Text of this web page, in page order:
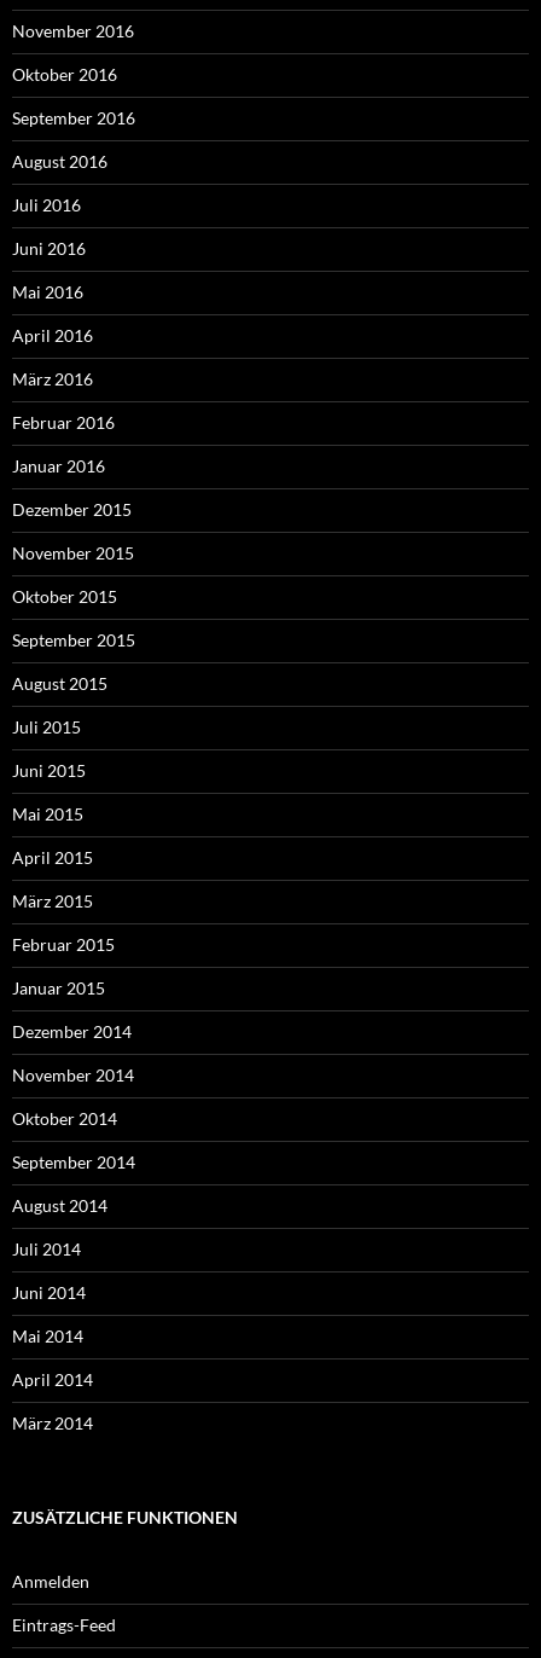
November 2016
Oktober 2016
September 2016
August 2016
Juli 2016
Juni 2016
Mai 2016
April 2016
März 2016
Februar 2016
Januar 2016
Dezember 2015
November 2015
Oktober 2015
September 2015
August 2015
Juli 2015
Juni 2015
Mai 2015
April 2015
März 2015
Februar 2015
Januar 2015
Dezember 2014
November 2014
Oktober 2014
September 2014
August 2014
Juli 2014
Juni 2014
Mai 2014
April 2014
März 2014
ZUSÄTZLICHE FUNKTIONEN
Anmelden
Eintrags-Feed